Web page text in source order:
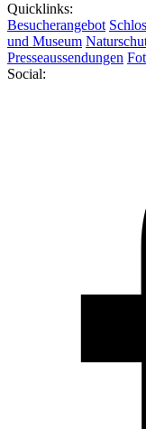
Quicklinks:
Besucherangebot
und Museum
Presseaussendungen
Social: